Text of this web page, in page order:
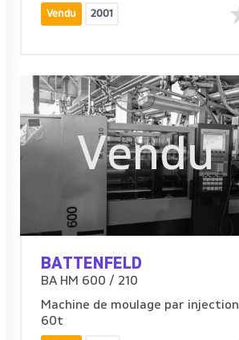
Vendu 2001
Vendu
BATTENFELD
BA HM 600 / 210
Machine de moulage par injection
60t